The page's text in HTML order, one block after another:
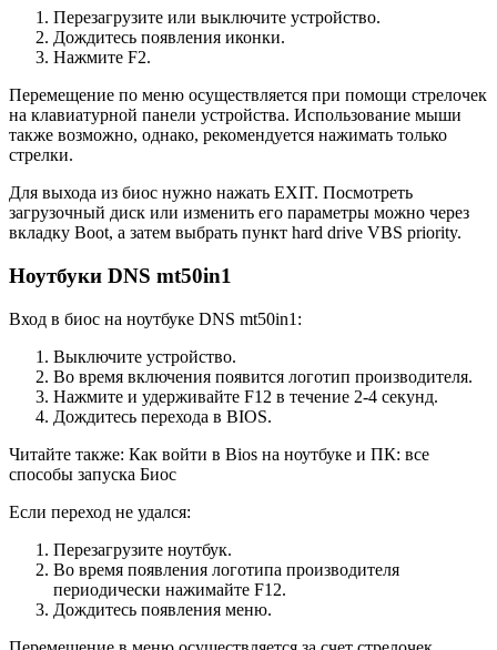
Перезагрузите или выключите устройство.
Дождитесь появления иконки.
Нажмите F2.
Перемещение по меню осуществляется при помощи стрелочек
на клавиатурной панели устройства. Использование мыши
также возможно, однако, рекомендуется нажимать только
стрелки.
Для выхода из биос нужно нажать EXIT. Посмотреть
загрузочный диск или изменить его параметры можно через
вкладку Boot, а затем выбрать пункт hard drive VBS priority.
Ноутбуки DNS mt50in1
Вход в биос на ноутбуке DNS mt50in1:
Выключите устройство.
Во время включения появится логотип производителя.
Нажмите и удерживайте F12 в течение 2-4 секунд.
Дождитесь перехода в BIOS.
Читайте также: Как войти в Bios на ноутбуке и ПК: все
способы запуска Биос
Если переход не удался:
Перезагрузите ноутбук.
Во время появления логотипа производителя
периодически нажимайте F12.
Дождитесь появления меню.